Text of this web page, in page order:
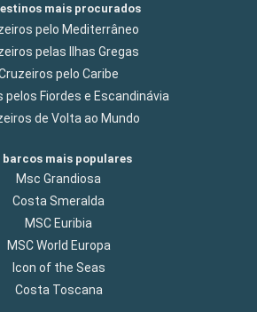
mais procurados
pelo Mediterrâneo
pelas Ilhas Gregas
pelo Caribe
pelos Fiordes e Escandinávia
de Volta ao Mundo
barcos mais populares
Msc Grandiosa
Costa Smeralda
MSC Euribia
MSC World Europa
Icon of the Seas
Costa Toscana